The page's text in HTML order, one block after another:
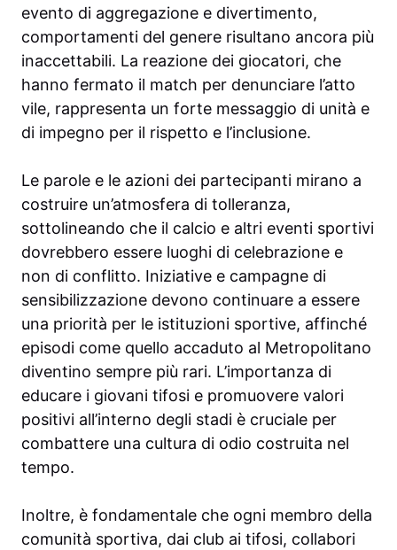
evento di aggregazione e divertimento,
comportamenti del genere risultano ancora più
inaccettabili. La reazione dei giocatori, che
hanno fermato il match per denunciare l’atto
vile, rappresenta un forte messaggio di unità e
di impegno per il rispetto e l’inclusione.
Le parole e le azioni dei partecipanti mirano a
costruire un’atmosfera di tolleranza,
sottolineando che il calcio e altri eventi sportivi
dovrebbero essere luoghi di celebrazione e
non di conflitto. Iniziative e campagne di
sensibilizzazione devono continuare a essere
una priorità per le istituzioni sportive, affinché
episodi come quello accaduto al Metropolitano
diventino sempre più rari. L’importanza di
educare i giovani tifosi e promuovere valori
positivi all’interno degli stadi è cruciale per
combattere una cultura di odio costruita nel
tempo.
Inoltre, è fondamentale che ogni membro della
comunità sportiva, dai club ai tifosi, collabori